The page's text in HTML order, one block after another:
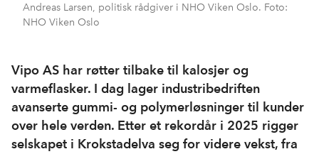
Andreas Larsen, politisk rådgiver i NHO Viken Oslo. Foto:
NHO Viken Oslo
Vipo AS har røtter tilbake til kalosjer og
varmeflasker. I dag lager industribedriften
avanserte gummi- og polymerløsninger til kunder
over hele verden. Etter et rekordår i 2025 rigger
selskapet i Krokstadelva seg for videre vekst, fra